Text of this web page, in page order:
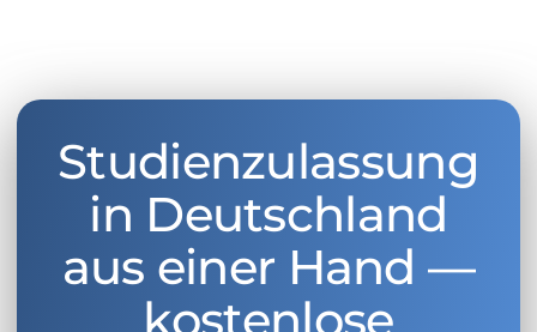
Studienzulassung
in Deutschland
aus einer Hand —
kostenlose